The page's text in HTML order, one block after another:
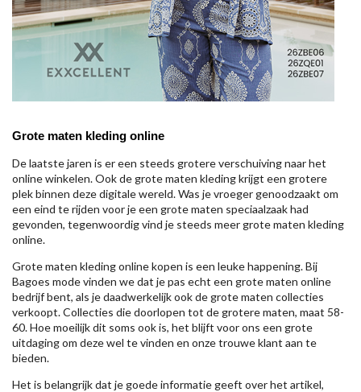
Grote maten kleding online
De laatste jaren is er een steeds grotere verschuiving naar het
online winkelen. Ook de grote maten kleding krijgt een grotere
plek binnen deze digitale wereld. Was je vroeger genoodzaakt om
een eind te rijden voor je een grote maten speciaalzaak had
gevonden, tegenwoordig vind je steeds meer grote maten kleding
online.
Grote maten kleding online kopen is een leuke happening. Bij
Bagoes mode vinden we dat je pas echt een grote maten online
bedrijf bent, als je daadwerkelijk ook de grote maten collecties
verkoopt. Collecties die doorlopen tot de grotere maten, maat 58-
60. Hoe moeilijk dit soms ook is, het blijft voor ons een grote
uitdaging om deze wel te vinden en onze trouwe klant aan te
bieden.
Het is belangrijk dat je goede informatie geeft over het artikel,